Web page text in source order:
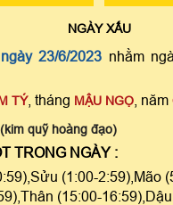
NGÀYXẤU
ngày 23/6/2023 nhằm
TÝ, tháng MẬU NGỌ , năm
quỹ hoàng đạo)
TRONG NGÀY :
(1:00-2:59),Mão
(15:00-